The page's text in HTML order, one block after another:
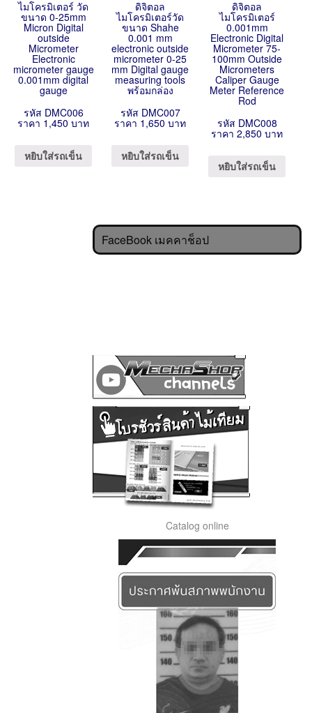
ไมโครมิเตอร์ วัด
ขนาด 0-25mm
Micron Digital
outside
Micrometer
Electronic
micrometer gauge
0.001mm digital
gauge
รหัส DMC006
ราคา 1,450 บาท
หยิบใส่รถเข็น
ดิจิตอล
ไมโครมิเตอร์วัด
ขนาด Shahe
0.001 mm
electronic outside
micrometer 0-25
mm Digital gauge
measuring tools
พร้อมกล่อง
รหัส DMC007
ราคา 1,650 บาท
หยิบใส่รถเข็น
ดิจิตอล
ไมโครมิเตอร์
0.001mm
Electronic Digital
Micrometer 75-
100mm Outside
Micrometers
Caliper Gauge
Meter Reference
Rod
รหัส DMC008
ราคา 2,850 บาท
หยิบใส่รถเข็น
FaceBook เมคคาช็อป
Catalog online